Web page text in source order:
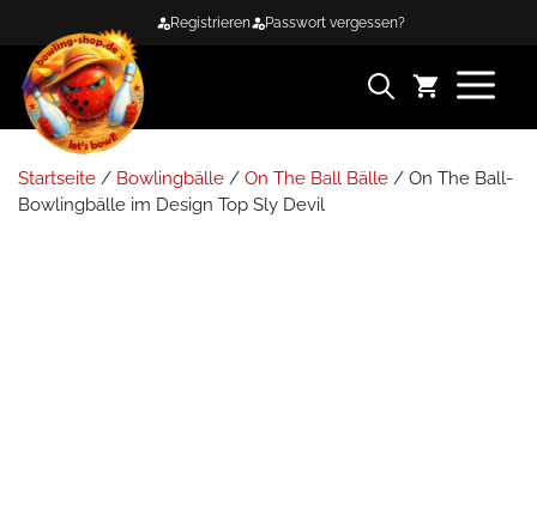
springen
Registrieren Passwort vergessen?
Startseite / Bowlingbälle / On The Ball Bälle / On The Ball-
Bowlingbälle im Design Top Sly Devil